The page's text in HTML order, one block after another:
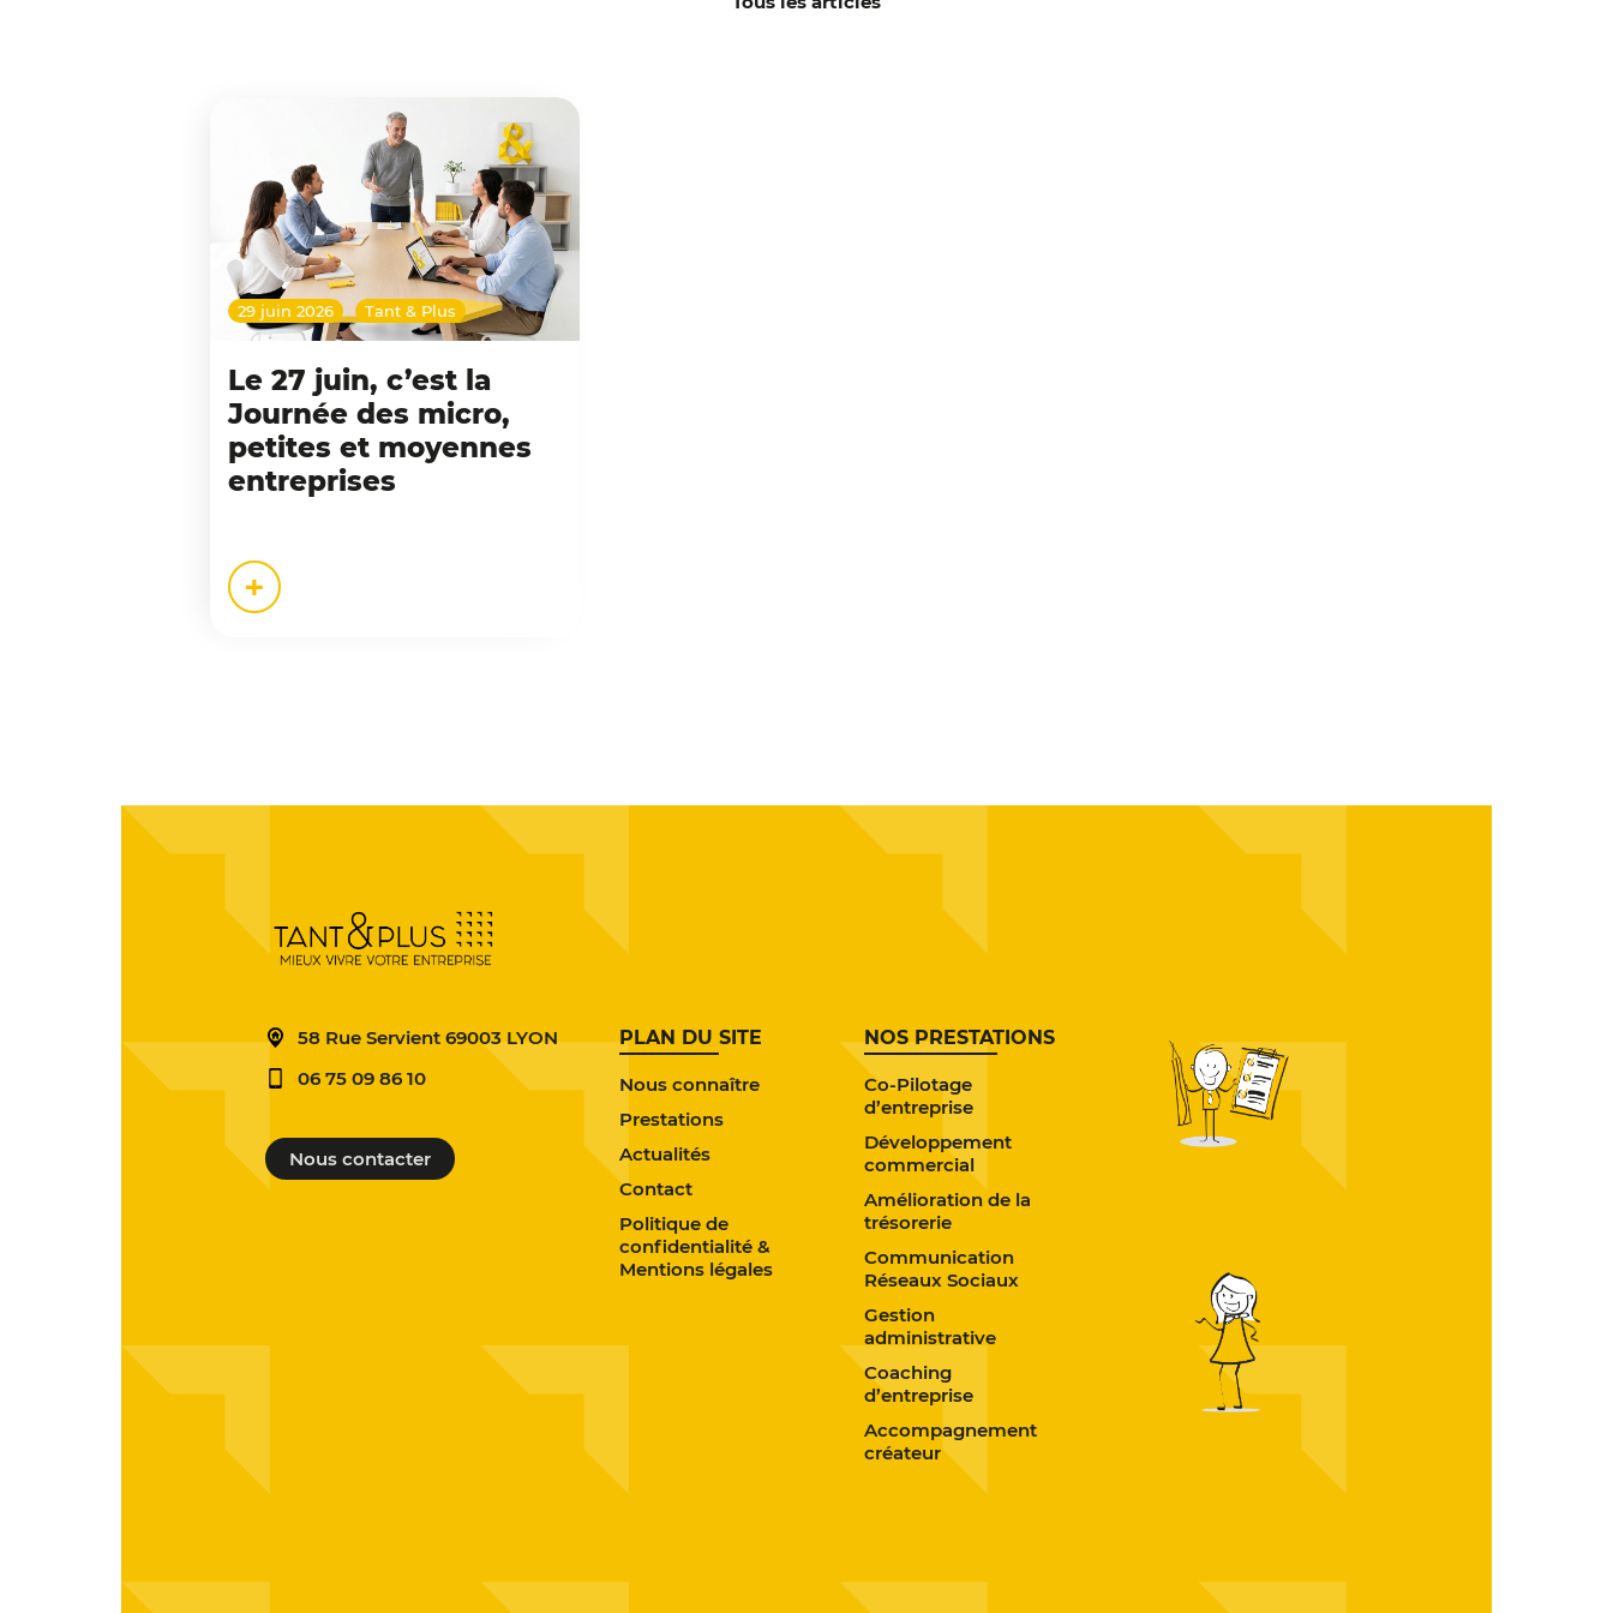
29 juin 2026 Tant & Plus
Le 27 juin, c’est la
Journée des micro,
petites et moyennes
entreprises
+
58 Rue Servient 69003 LYON
06 75 09 86 10
Nous contacter
PLAN DU SITE
Nous connaître
Prestations
Actualités
Contact
Politique de
confidentialité &
Mentions légales
NOS PRESTATIONS
Co-Pilotage
d’entreprise
Développement
commercial
Amélioration de la
trésorerie
Communication
Réseaux Sociaux
Gestion
administrative
Coaching
d’entreprise
Accompagnement
créateur